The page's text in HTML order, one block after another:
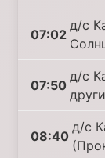
07:02
д/с
07:50
д/с
08:40
д/с